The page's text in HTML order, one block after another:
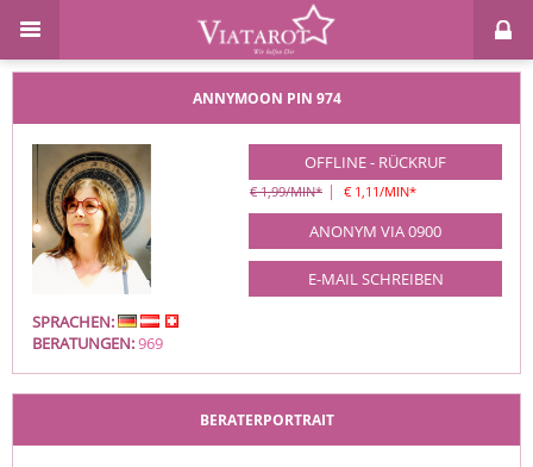
SPRACHEN:
BERATUNGEN:969
ANNYMOON PIN 974
OFFLINE - RÜCKRUF
€ 1,99/MIN* | € 1,11/MIN*
ANONYM VIA 0900
E-MAIL SCHREIBEN
BERATERPORTRAIT